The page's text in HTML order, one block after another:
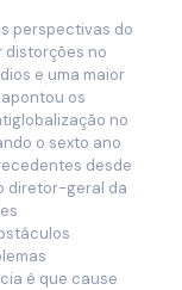
perspectivas do
distorções no
e uma maior
os
no
o sexto ano
desde
diretor-geral da
é que cause